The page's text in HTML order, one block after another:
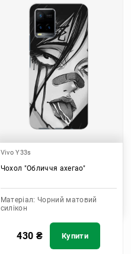
Vivo Y33s
Чохол "Обличчя ахегао"
Матеріал: Чорний матовий
силікон
430 ₴ Купити